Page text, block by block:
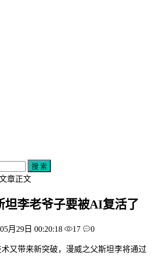
搜 索
章正文
坦李老爷子要被AI复活了
月29日 00:20:18 17 0
又带来新突破，漫威之父斯坦李将通过